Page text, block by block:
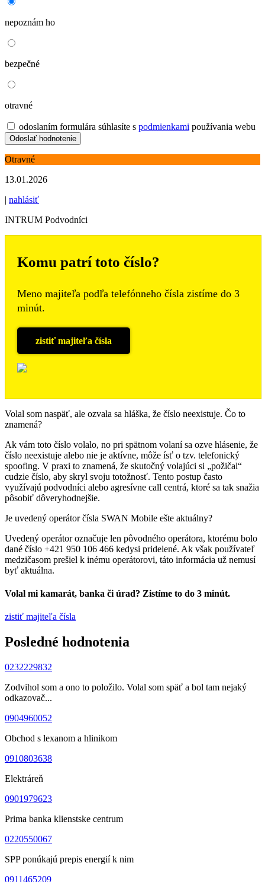
nepoznám ho
bezpečné
otravné
odoslaním formulára súhlasíte s podmienkami používania webu
Otravné
13.01.2026
| nahlásiť
INTRUM Podvodníci
Komu patrí toto číslo?
Meno majiteľa podľa telefónneho čísla zistíme do 3
minút.
zistiť majiteľa čísla
Volal som naspäť, ale ozvala sa hláška, že číslo neexistuje. Čo to
znamená?
Ak vám toto číslo volalo, no pri spätnom volaní sa ozve hlásenie, že
číslo neexistuje alebo nie je aktívne, môže ísť o tzv. telefonický
spoofing. V praxi to znamená, že skutočný volajúci si „požičal“
cudzie číslo, aby skryl svoju totožnosť. Tento postup často
využívajú podvodníci alebo agresívne call centrá, ktoré sa tak snažia
pôsobiť dôveryhodnejšie.
Je uvedený operátor čísla SWAN Mobile ešte aktuálny?
Uvedený operátor označuje len pôvodného operátora, ktorému bolo
dané číslo +421 950 106 466 kedysi pridelené. Ak však používateľ
medzičasom prešiel k inému operátorovi, táto informácia už nemusí
byť aktuálna.
Volal mi kamarát, banka či úrad? Zistíme to do 3 minút.
zistiť majiteľa čísla
Posledné hodnotenia
0232229832
Zodvihol som a ono to položilo. Volal som späť a bol tam nejaký
odkazovač...
0904960052
Obchod s lexanom a hlinikom
0910803638
Elektráreň
0901979623
Prima banka klienstske centrum
0220550067
SPP ponúkajú prepis energií k nim
0911465209